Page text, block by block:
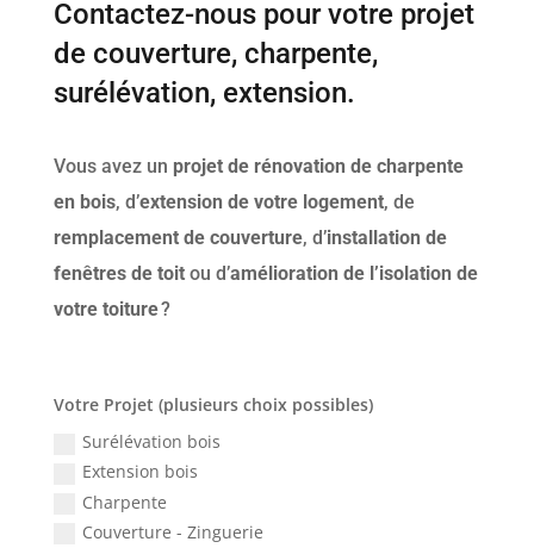
Contactez-nous pour votre projet
de couverture, charpente,
surélévation, extension.
Vous avez un projet de rénovation de charpente
en bois, d’extension de votre logement, de
remplacement de couverture, d’installation de
fenêtres de toitou d’amélioration de l’isolation de
votre toiture?
Votre Projet (plusieurs choix possibles)
Surélévation bois
Extension bois
Charpente
Couverture - Zinguerie